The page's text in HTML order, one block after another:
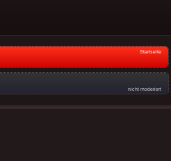
Startseite
nicht moderiert